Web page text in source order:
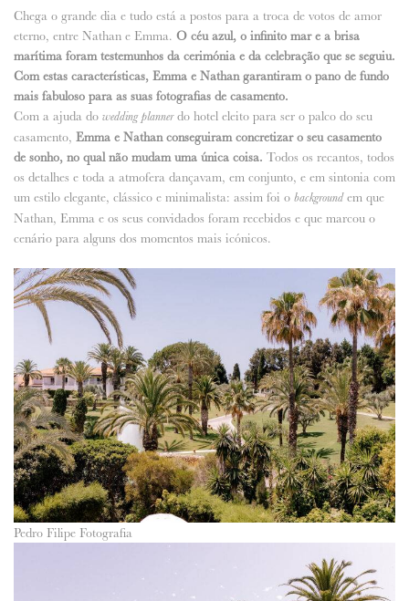
Chega o grande dia e tudo está a postos para a troca de votos de amor
eterno, entre Nathan e Emma. O céu azul, o infinito mar e a brisa
marítima foram testemunhos da cerimónia e da celebração que se seguiu.
Com estas características, Emma e Nathan garantiram o pano de fundo
mais fabuloso para as suas fotografias de casamento.
Com a ajuda do wedding plannerdo hotel eleito para ser o palco do seu
casamento, Emma e Nathan conseguiram concretizar o seu casamento
de sonho, no qual não mudam uma única coisa. Todos os recantos, todos
os detalhes e toda a atmofera dançavam, em conjunto, e em sintonia com
um estilo elegante, clássico e minimalista: assim foi o background em que
Nathan, Emma e os seus convidados foram recebidos e que marcou o
cenário para alguns dos momentos mais icónicos.
Pedro Filipe Fotografia